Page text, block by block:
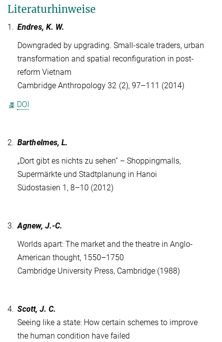
Literaturhinweise
1. Endres, K. W.
Downgraded by upgrading. Small-scale traders, urban
transformation and spatial reconfiguration in post-
reform Vietnam
Cambridge Anthropology 32 (2), 97–111 (2014)
DOI
2. Barthelmes, L.
„Dort gibt es nichts zu sehen” – Shoppingmalls,
Supermärkte und Stadtplanung in Hanoi
Südostasien 1, 8–10 (2012)
3. Agnew, J.-C.
Worlds apart: The market and the theatre in Anglo-
American thought, 1550–1750
Cambridge University Press, Cambridge (1988)
4. Scott, J. C.
Seeing like a state: How certain schemes to improve
the human condition have failed